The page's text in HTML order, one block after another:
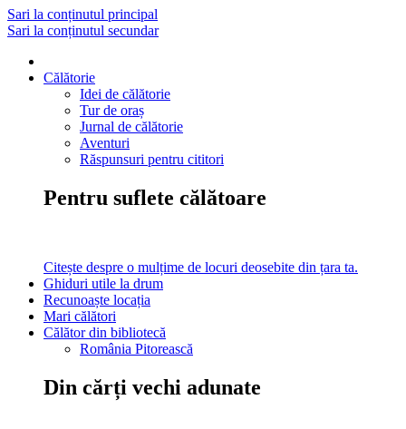
Sari la conținutul principal
Sari la conținutul secundar
Călătorie
Idei de călătorie
Tur de oraș
Jurnal de călătorie
Aventuri
Răspunsuri pentru cititori
Pentru suflete călătoare
Citește despre o mulțime de locuri deosebite din țara ta.
Ghiduri utile la drum
Recunoaște locația
Mari călători
Călător din bibliotecă
România Pitorească
Din cărți vechi adunate